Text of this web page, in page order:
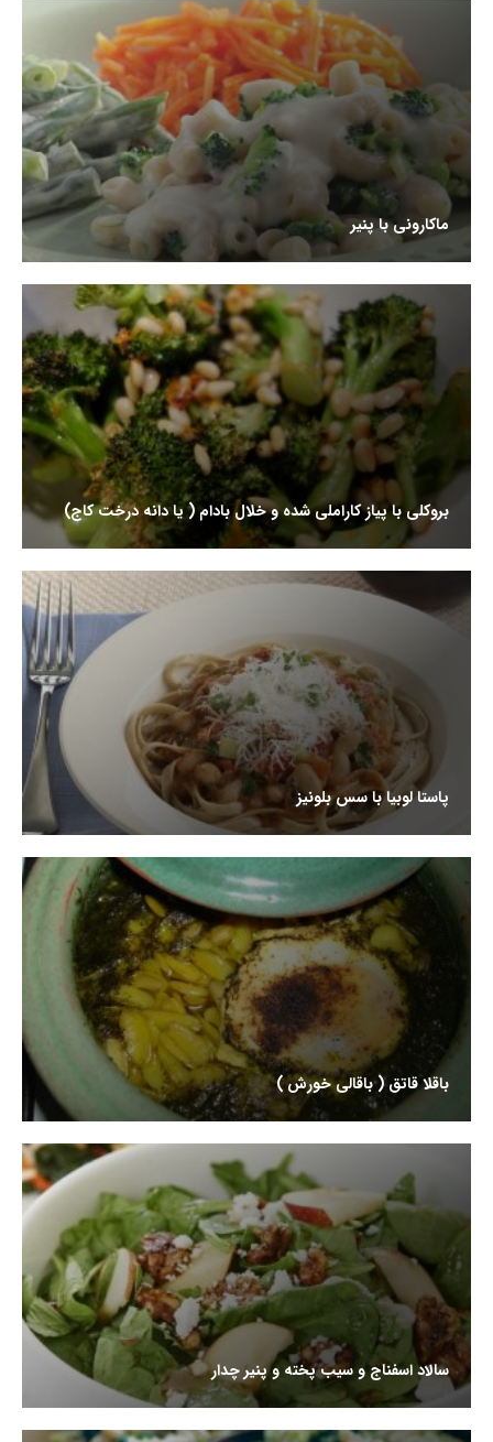
ماکارونی با پنیر
بروکلی با پیاز کاراملی شده و خلال بادام ( یا دانه درخت کاج)
پاستا لوبیا با سس بلونیز
باقلا قاتق ( باقالی خورش )
سالاد اسفناج و سیب پخته و پنیر چدار